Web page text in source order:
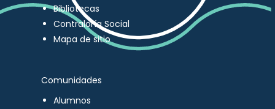
Bibliotecas
Contraloría Social
Mapa de sitio
Comunidades
Alumnos